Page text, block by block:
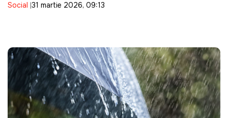
controlul asupra tractorului pe care îl
Social 31 martie 2026, 09:13